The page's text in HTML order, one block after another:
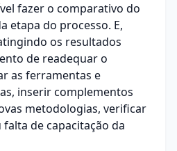
fazer o comparativo do
etapa do processo. E,
os resultados
de readequar o
as ferramentas e
inserir complementos
metodologias, verificar
de capacitação da